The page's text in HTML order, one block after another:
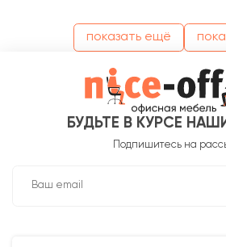
показать ещё
БУДЬТЕ В КУРСЕ
Подпишитесь на